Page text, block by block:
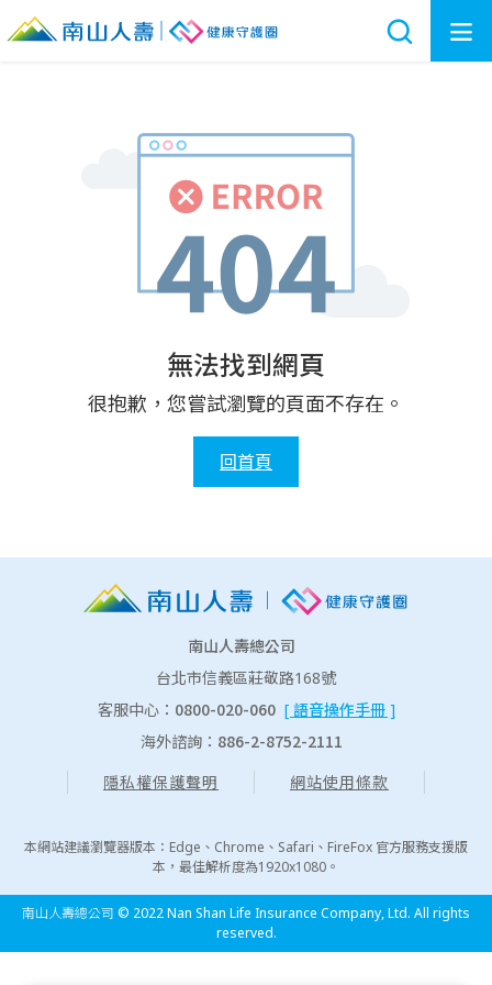
無法找到網頁
很抱歉，您嘗試瀏覽的頁面不存在。
回首頁
南山人壽總公司
台北市信義區莊敬路168號
客服中心： 0800-020-060 [ 語音操作手冊 ]
海外諮詢： 886-2-8752-2111
隱私權保護聲明 網站使用條款
本網站建議瀏覽器版本：Edge、Chrome、Safari、FireFox 官方服務支援版
本，最佳解析度為1920x1080。
南山人壽總公司 © 2022 Nan Shan Life Insurance Company, Ltd. All rights
reserved.